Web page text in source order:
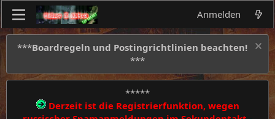
Anmelden
***Boardregeln und Postingrichtlinien beachten!
***
*****
Derzeit ist die Registrierfunktion, wegen